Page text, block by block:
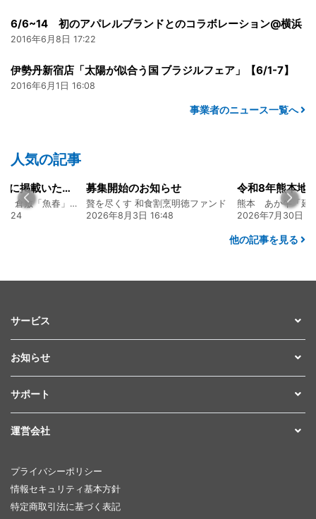
6/6~14 初のアパレルブランドとのコラボレーション@横浜
2016年6月8日 17:22
伊勢丹新宿店「太陽が似合う国 ブラジルフェア」【6/1-7】
2016年6月1日 16:08
事業者のニュース一覧へ
人気の記事
のお知らせ
和食割烹明徳ファンド
3日 16:48
令和8年熊本地震に関するご報告
熊本 あか牛「延寿牛」ファンド2026
2026年7月30日 15:25
2026年8月
他の記事を見る
サービス
お知らせ
サポート
運営会社
プライバシーポリシー
情報セキュリティ基本方針
特定商取引法に基づく表記